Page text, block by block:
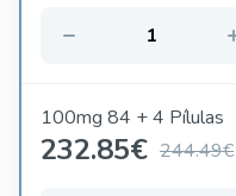
100mg 84 + 4 Pílulas
232.85€ 244.49€